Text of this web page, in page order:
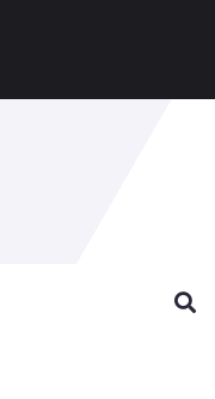
Περι